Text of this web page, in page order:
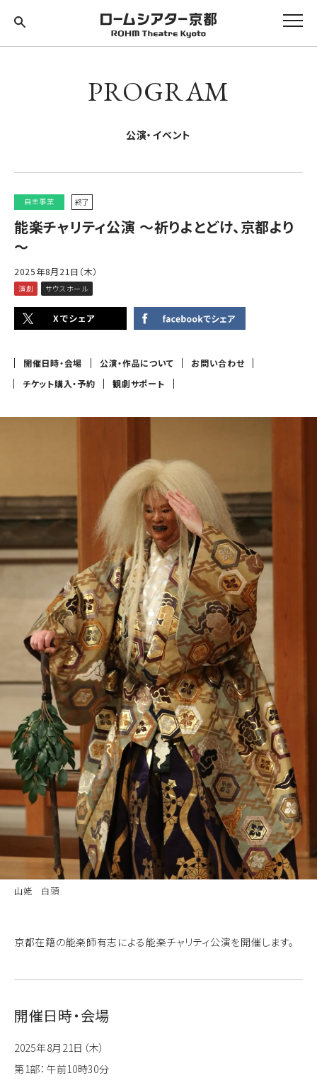
PROGRAM
公演・イベント
自主事業 終了
能楽チャリティ公演 ～祈りよとどけ、京都より
～
2025年8月21日（木）
演劇 サウスホール
開催日時・会場 公演・作品について
お問い合わせ
チケット購入・予約
観劇サポート
山姥 白頭
京都在籍の能楽師有志による能楽チャリティ公演を開催します。
開催日時・会場
2025年8月21日（木）
第1部：午前10時30分